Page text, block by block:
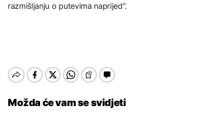
razmišljanju o putevima naprijed“.
Možda će vam se svidjeti